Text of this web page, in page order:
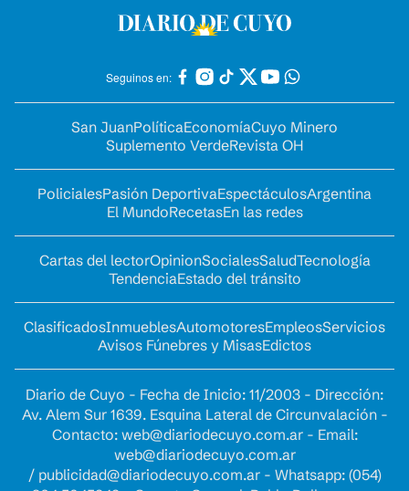
Seguinos en:
San JuanPolíticaEconomíaCuyo Minero
Suplemento VerdeRevista OH
PolicialesPasión DeportivaEspectáculosArgentina
El MundoRecetasEn las redes
Cartas del lectorOpinionSocialesSaludTecnología
TendenciaEstado del tránsito
ClasificadosInmueblesAutomotoresEmpleosServicios
Avisos Fúnebres y MisasEdictos
Diario de Cuyo - Fecha de Inicio: 11/2003 - Dirección:
Av. Alem Sur 1639. Esquina Lateral de Circunvalación -
Contacto: web@diariodecuyo.com.ar- Email:
web@diariodecuyo.com.ar
/ publicidad@diariodecuyo.com.ar- Whatsapp: (054)